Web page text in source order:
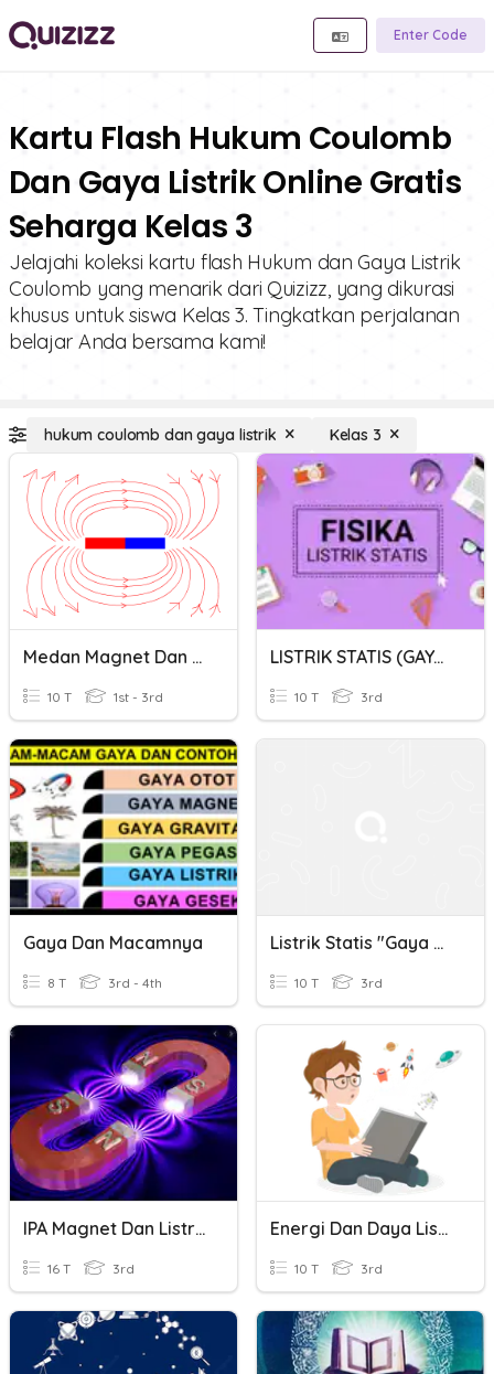
Enter Code
Kartu Flash Hukum Coulomb
Dan Gaya Listrik Online Gratis
Seharga Kelas 3
Jelajahi koleksi kartu flash Hukum dan Gaya Listrik
Coulomb yang menarik dari Quizizz, yang dikurasi
khusus untuk siswa Kelas 3. Tingkatkan perjalanan
belajar Anda bersama kami!
hukum coulomb dan gaya listrik Kelas 3
Medan Magnet Dan Gaya Magnet
10 T 1st - 3rd
LISTRIK STATIS (GAYA LISTRIK DAN MEDAN LISTRIK)
10 T 3rd
Gaya Dan Macamnya
8 T 3rd - 4th
Listrik Statis "gaya Coulomb"
10 T 3rd
IPA Magnet Dan Listrik
16 T 3rd
Energi Dan Daya Listrik
10 T 3rd